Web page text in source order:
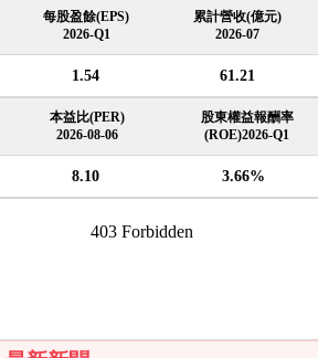
每股盈餘(EPS)
2026-Q1
累計營收(億元)
2026-07
1.54 61.21
本益比(PER)
2026-08-06
股東權益報酬率
(ROE)2026-Q1
8.10 3.66%